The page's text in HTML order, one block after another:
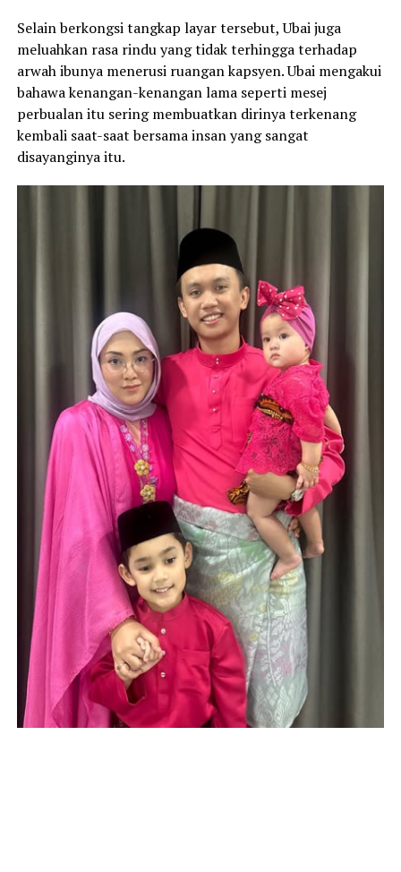
Selain berkongsi tangkap layar tersebut, Ubai juga
meluahkan rasa rindu yang tidak terhingga terhadap
arwah ibunya menerusi ruangan kapsyen. Ubai mengakui
bahawa kenangan-kenangan lama seperti mesej
perbualan itu sering membuatkan dirinya terkenang
kembali saat-saat bersama insan yang sangat
disayanginya itu.